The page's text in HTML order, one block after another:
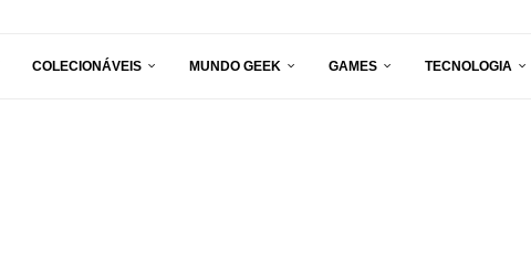
COLECIONÁVEIS MUNDO GEEK GAMES TECNOLOGIA